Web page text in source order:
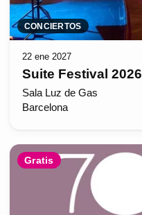
CONCIERTOS
22 ene 2027
Suite Festival 2026
Sala Luz de Gas
Barcelona
Gratis